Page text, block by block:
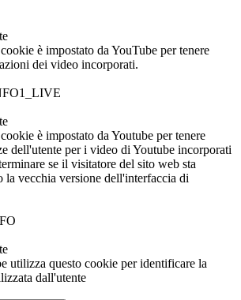
è impostato da YouTube per tenere
dei video incorporati.
è impostato da Youtube per tenere
dell'utente per i video di Youtube incorporati
se il visitatore del sito web sta
la vecchia versione dell'interfaccia di
utilizza questo cookie per identificare la
dall'utente